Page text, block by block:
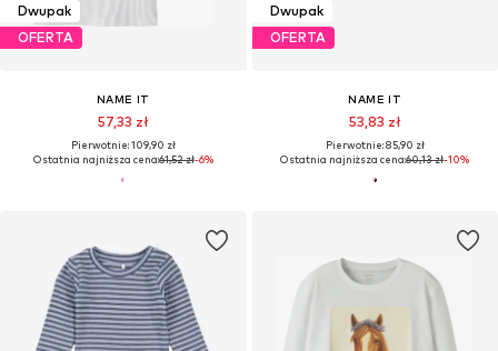
Dwupak
OFERTA
NAME IT
57,33 zł
Pierwotnie: 109,90 zł
Ostatnia najniższa cena:61,52 zł-6%
Dwupak
OFERTA
NAME IT
53,83 zł
Pierwotnie: 85,90 zł
Ostatnia najniższa cena:60,13 zł-10%